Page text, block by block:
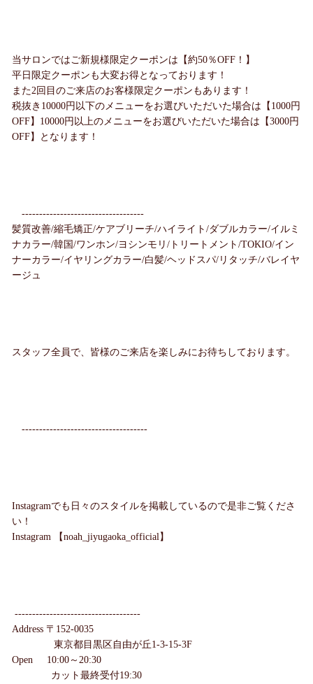
当サロンではご新規様限定クーポンは【約50％OFF！】
平日限定クーポンも大変お得となっております！
また2回目のご来店のお客様限定クーポンもあります！
税抜き10000円以下のメニューをお選びいただいた場合は【1000円
OFF】10000円以上のメニューをお選びいただいた場合は【3000円
OFF】となります！
-----------------------------------
髪質改善/縮毛矯正/ケアブリーチ/ハイライト/ダブルカラー/イルミ
ナカラー/韓国/ワンホン/ヨシンモリ/トリートメント/TOKIO/イン
ナーカラー/イヤリングカラー/白髪/ヘッドスパ/リタッチ/バレイヤ
ージュ
スタッフ全員で、皆様のご来店を楽しみにお待ちしております。
------------------------------------
Instagramでも日々のスタイルを掲載しているので是非ご覧くださ
い！
Instagram 【noah_jiyugaoka_official】
------------------------------------
Address 〒152-0035
東京都目黒区自由が丘1-3-15-3F
Open 10:00～20:30
カット最終受付19:30